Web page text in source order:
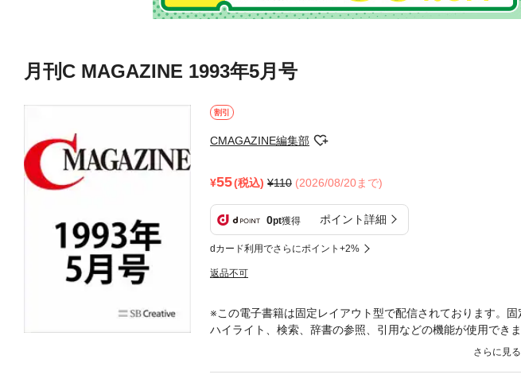
月刊C MAGAZINE 1993年5月号
割引
CMAGAZINE編集部
55(税込) 110 (2026/08/20まで)
0pt獲得 ポイント詳細
dカード利用でさらにポイント+2%
返品不可
※この電子書籍は固定レイアウト型で配信されております。
ハイライト、検索、辞書の参照、引用などの機能が使用でき
タを格納した「まるまるC MAGAZINE COMPLETE for DVD